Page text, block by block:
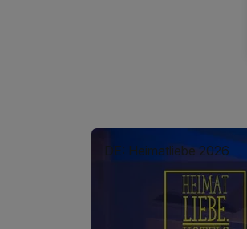
DE: Heimatliebe 2026